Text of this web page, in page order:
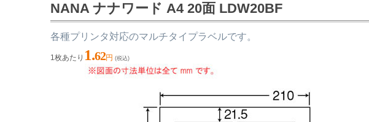
NANA ナナワード A4 20面 LDW20BF
各種プリンタ対応のマルチタイプラベルです。
1枚あたり 1.62円 (税込)